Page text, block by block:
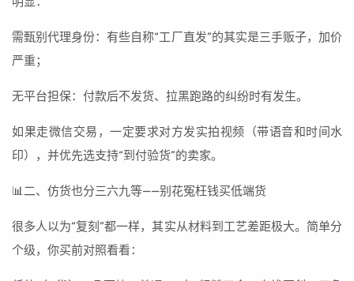
需甄别代理身份：有些自称“工厂直发”的其实是三手贩子，加价
严重；
无平台担保：付款后不发货、拉黑跑路的纠纷时有发生。
如果走微信交易，一定要求对方发实拍视频（带语音和时间水
印），并优先选支持“到付验货”的卖家。
📊二、仿货也分三六九等——别花冤枉钱买低端货
很多人以为“复刻”都一样，其实从材料到工艺差距极大。简单分
个级，你买前对照看看：